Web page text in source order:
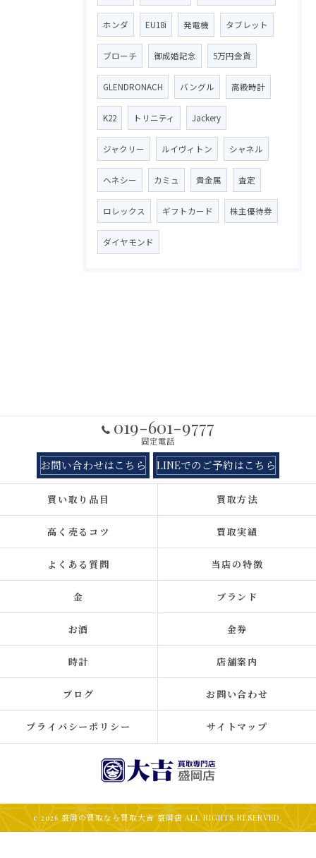
ホンダ EU18i 発電機 タブレット
ブローチ 御成婚記念 5万円金貨
GLENDRONACH バングル 高級時計
K22 トリニティ Jackery
ジャクリー ルイヴィトン シャネル
ヘネシー カミュ 貴金属 査定
ロレックス ギフトカード 株主優待券
ダイヤモンド
019-601-9777
固定電話
お問い合わせはこちら LINEでのご予約はこちら
買い取り品目 買取方法
高く売るコツ 買取実績
よくある質問 当店の特徴
金 ブランド
お酒 金券
時計 店舗案内
ブログ お問い合わせ
プライバシーポリシー サイトマップ
c 2026 盛岡の買取なら買取大吉 盛岡店 ALL RIGHTS RESERVED.